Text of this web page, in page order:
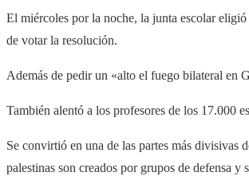
El miércoles por la noche, la junta escolar
de votar la resolución.
Además de pedir un «alto el fuego bilateral en
También alentó a los profesores de los 17.000
Se convirtió en una de las partes más divisivas
palestinas son creados por grupos de defensa